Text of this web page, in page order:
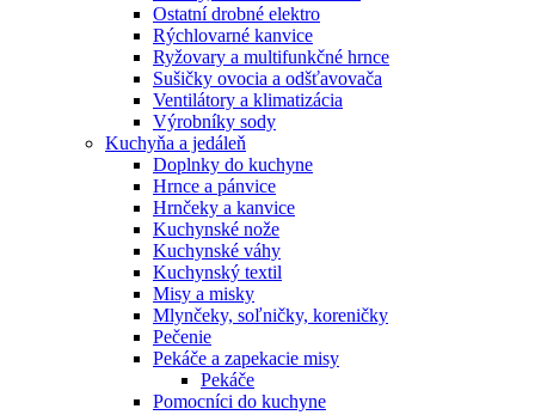
Ostatní drobné elektro
Rýchlovarné kanvice
Ryžovary a multifunkčné hrnce
Sušičky ovocia a odšťavovača
Ventilátory a klimatizácia
Výrobníky sody
Kuchyňa a jedáleň
Doplnky do kuchyne
Hrnce a pánvice
Hrnčeky a kanvice
Kuchynské nože
Kuchynské váhy
Kuchynský textil
Misy a misky
Mlynčeky, soľničky, koreničky
Pečenie
Pekáče a zapekacie misy
Pekáče
Pomocníci do kuchyne